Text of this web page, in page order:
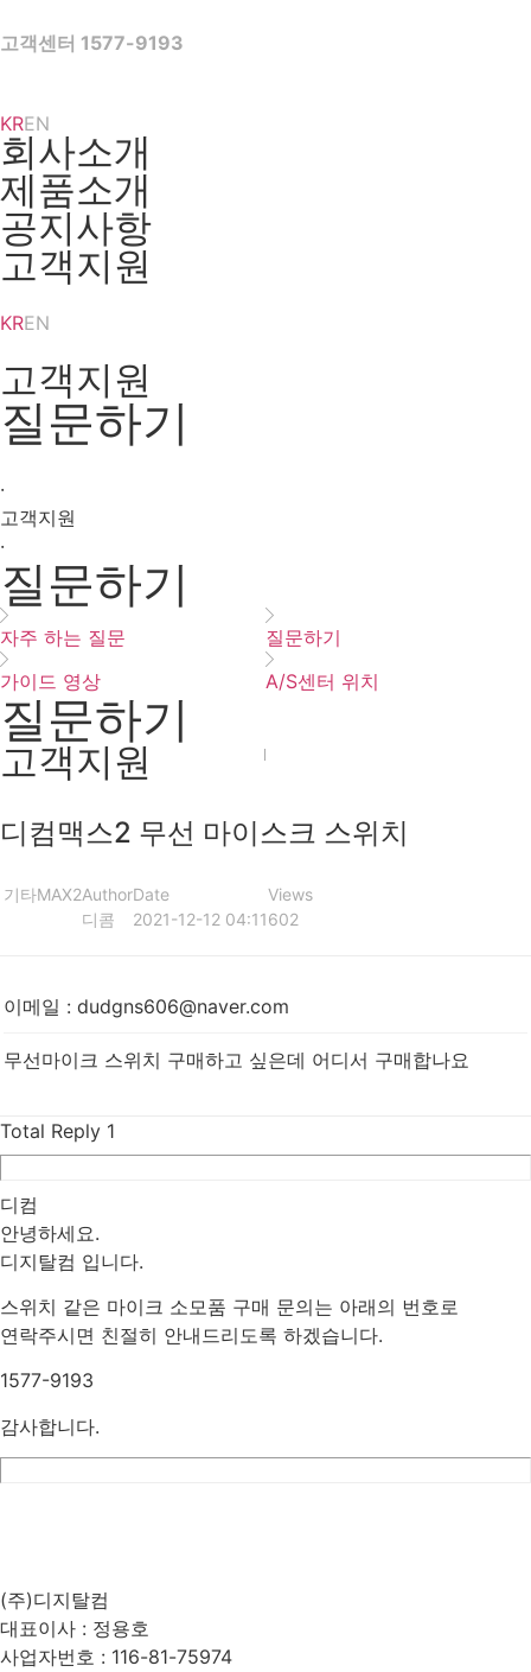
to
고객센터 1577-9193
KREN
회사소개
제품소개
공지사항
고객지원
KREN
고객지원
질문하기
·
고객지원
·
질문하기
자주 하는 질문
질문하기
가이드 영상
A/S센터 위치
질문하기
고객지원
디컴맥스2 무선 마이스크 스위치
기타MAX2Author
디콤
Date
2021-12-12 04:11
Views
602
이메일 : dudgns606@naver.com
무선마이크 스위치 구매하고 싶은데 어디서 구매합나요
Total Reply 1
디컴
안녕하세요.
디지탈컴 입니다.
스위치 같은 마이크 소모품 구매 문의는 아래의 번호로
연락주시면 친절히 안내드리도록 하겠습니다.
1577-9193
감사합니다.
(주)디지탈컴
대표이사 : 정용호
사업자번호 : 116-81-75974